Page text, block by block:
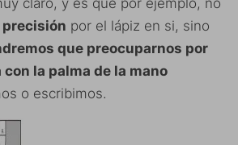
claro, y es que por ejemplo, no
por el lápiz en si, sino
que preocuparnos por
la palma de la mano
o escribimos.